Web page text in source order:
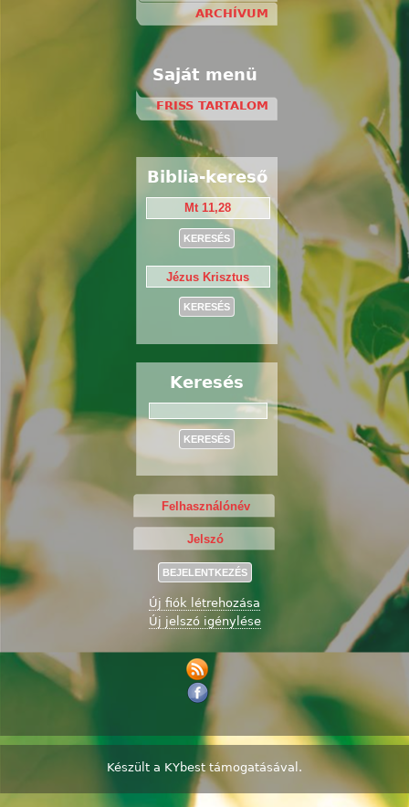
ARCHÍVUM
Saját menü
FRISS TARTALOM
Biblia-kereső
Keresés
Új fiók létrehozása
Új jelszó igénylése
Készült a KYbesttámogatásával.